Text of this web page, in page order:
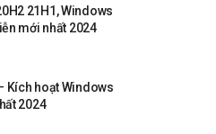
21H1, Windows
mới nhất 2024
Kích hoạt Windows
2024